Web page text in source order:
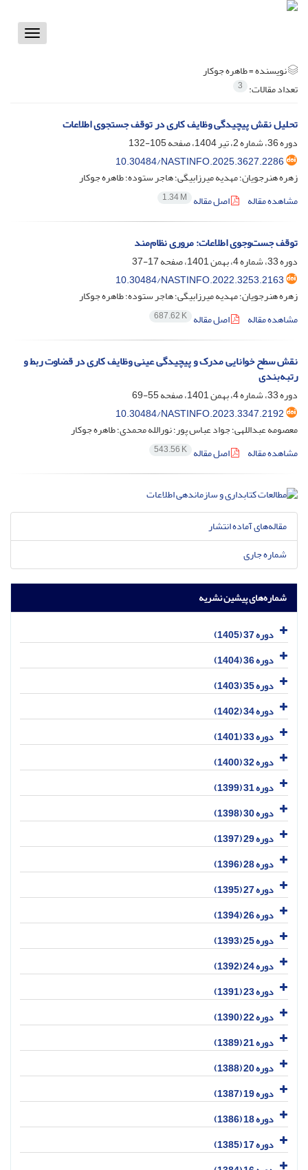
Toggle
نویسنده =طاهره جوکار
تعداد مقالات: 3
تحلیل نقش پیچیدگی وظایف کاری در توقف جستجوی اطلاعات
دوره 36، شماره 2، تیر 1404، صفحه
105-132
10.30484/NASTINFO.2025.3627.2286
زهره هنرجویان؛ مهدیه میرزابیگی؛ هاجر ستوده؛ طاهره جوکار
مشاهده مقاله
اصل مقاله 1.34 M
توقف جست‌وجوی اطلاعات: مروری نظام‌مند
دوره 33، شماره 4، بهمن 1401، صفحه
17-37
10.30484/NASTINFO.2022.3253.2163
زهره هنرجویان؛ مهدیه میرزابیگی؛ هاجر ستوده؛ طاهره جوکار
مشاهده مقاله
اصل مقاله 687.62 K
نقش سطح خوانایی مدرک و پیچیدگی عینی وظایف کاری در قضاوت ربط و
رتبه‌بندی
دوره 33، شماره 4، بهمن 1401، صفحه
55-69
10.30484/NASTINFO.2023.3347.2192
معصومه عبداللهی؛ جواد عباس پور؛ نورالله محمدی؛ طاهره جوکار
مشاهده مقاله
اصل مقاله 543.56 K
مقاله‌های آماده انتشار
شماره جاری
شماره‌های پیشین نشریه
دوره 37 (1405)
دوره 36 (1404)
دوره 35 (1403)
دوره 34 (1402)
دوره 33 (1401)
دوره 32 (1400)
دوره 31 (1399)
دوره 30 (1398)
دوره 29 (1397)
دوره 28 (1396)
دوره 27 (1395)
دوره 26 (1394)
دوره 25 (1393)
دوره 24 (1392)
دوره 23 (1391)
دوره 22 (1390)
دوره 21 (1389)
دوره 20 (1388)
دوره 19 (1387)
دوره 18 (1386)
دوره 17 (1385)